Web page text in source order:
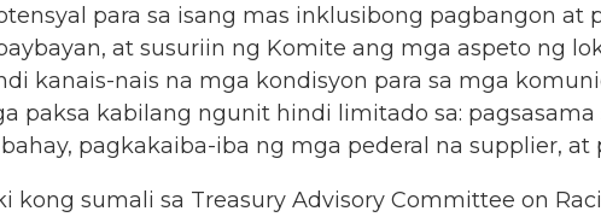
para sa isang mas inklusibong pagbangon
at susuriin ng Komite ang mga aspeto ng
kanais-nais na mga kondisyon para sa mga
paksa kabilang ngunit hindi limitado sa: pagsasama
pagkakaiba-iba ng mga pederal na supplier,
kong sumali sa Treasury Advisory Committee on